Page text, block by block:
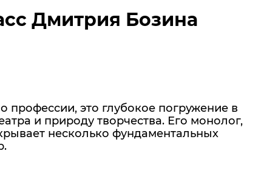
Дмитрия Бозина
профессии, это глубокое погружение в
и природу творчества. Его монолог,
несколько фундаментальных